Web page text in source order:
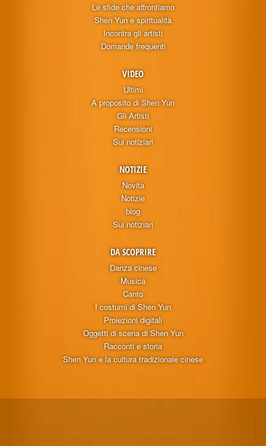
Le sfide che affrontiamo
Shen Yun e spiritualità
Incontra gli artisti
Domande frequenti
VIDEO
Ultimi
A proposito di Shen Yun
Gli Artisti
Recensioni
Sui notiziari
NOTIZIE
Novità
Notizie
blog
Sui notiziari
DA SCOPRIRE
Danza cinese
Musica
Canto
I costumi di Shen Yun
Proiezioni digitali
Oggetti di scena di Shen Yun
Racconti e storia
Shen Yun e la cultura tradizionale cinese